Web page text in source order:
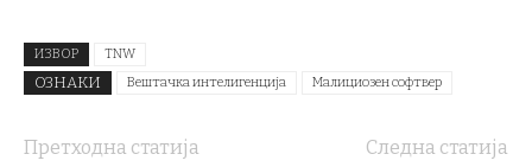
ИЗВОР TNW
ОЗНАКИ Вештачка интелигенција Малициозен софтвер
Претходна статија
Следна статија